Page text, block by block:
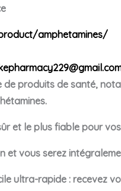
amphetamines/
produits de santé,
et le plus fiable pour
et vous serez
ultra-rapide : recevez